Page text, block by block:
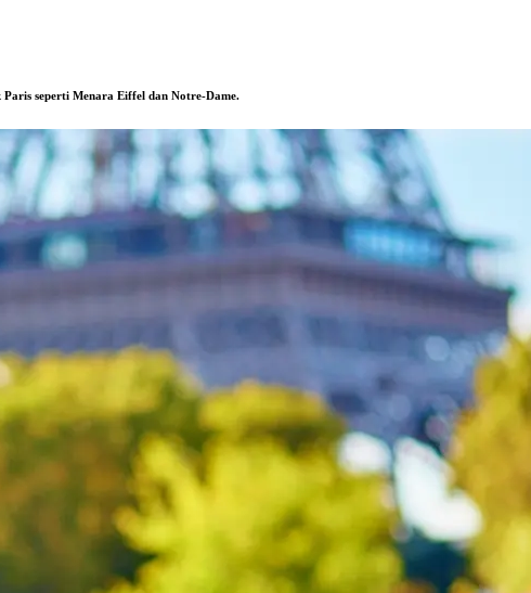
seperti Menara Eiffel dan Notre-Dame.